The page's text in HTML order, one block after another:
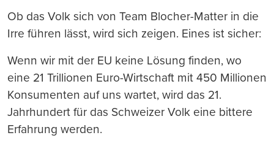
Ob das Volk sich von Team Blocher-Matter in die
Irre führen lässt, wird sich zeigen. Eines ist sicher:
Wenn wir mit der EU keine Lösung finden, wo
eine 21 Trillionen Euro-Wirtschaft mit 450 Millionen
Konsumenten auf uns wartet, wird das 21.
Jahrhundert für das Schweizer Volk eine bittere
Erfahrung werden.